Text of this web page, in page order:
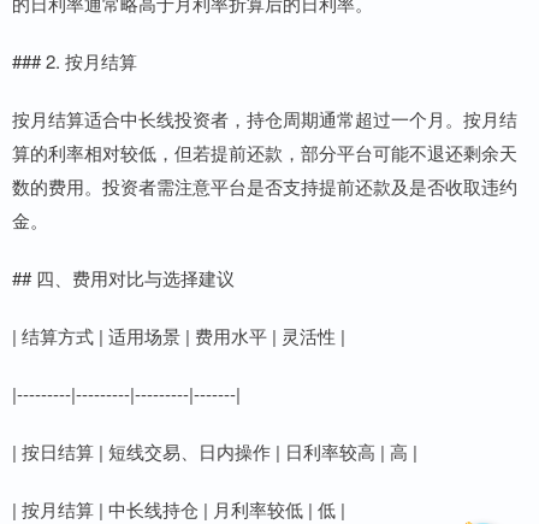
### 2. 按月结算
按月结算适合中长线投资者，持仓周期通常超过一个月。按月结
算的利率相对较低，但若提前还款，部分平台可能不退还剩余天
数的费用。投资者需注意平台是否支持提前还款及是否收取违约
金。
## 四、费用对比与选择建议
| 结算方式 | 适用场景 | 费用水平 | 灵活性 |
|---------|---------|---------|-------|
| 按日结算 | 短线交易、日内操作 | 日利率较高 | 高 |
| 按月结算 | 中长线持仓 | 月利率较低 | 低 |